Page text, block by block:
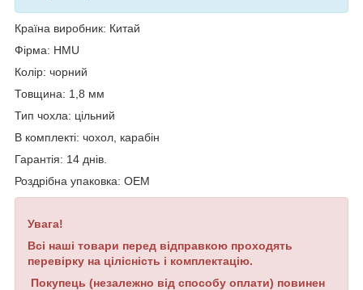
Країна виробник: Китай
Фірма: HMU
Колір: чорний
Товщина: 1,8 мм
Тип чохла: цільний
В комплекті: чохол, карабін
Гарантія: 14 днів.
Роздрібна упаковка: OEM
Увага!
Всі наші товари перед відправкою проходять
перевірку на цілісність і комплектацію.
Покупець (незалежно від способу оплати) повинен